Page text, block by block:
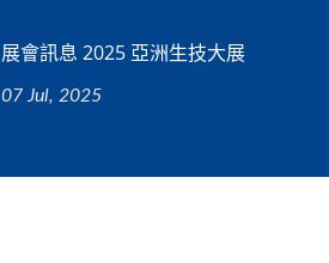
展會訊息 2025 亞洲生技大展
07 Jul, 2025